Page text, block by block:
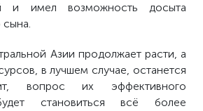
и имел возможность досыта
сына.
Азии продолжает расти, а
в лучшем случае, останется
вопрос их эффективного
становиться всё более